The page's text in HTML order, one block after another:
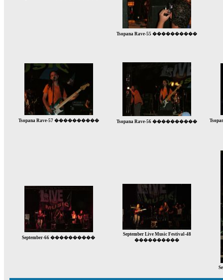
Tsopana Rave-55 ����������
Tsopana Rave-57 ���������� Tsopana Rave-56 ����������
September-66 ����������
September Live Music Festival-48
����������